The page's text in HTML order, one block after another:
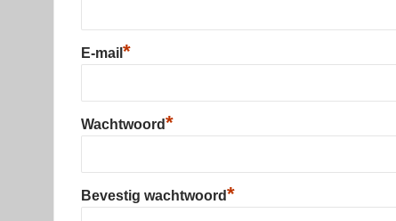
E-mail *
Wachtwoord*
Bevestig wachtwoord*